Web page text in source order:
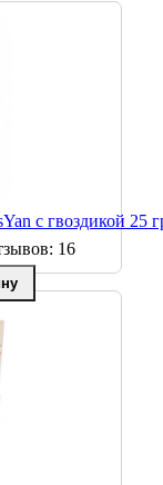
с гвоздикой 25